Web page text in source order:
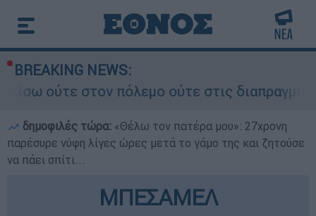
BREAKING NEWS:
ούτε στις διαπραγματεύσεις» - Οι έξι
δημοφιλές τώρα: «Θέλω τον πατέρα μου»: 27χρονη
παρέσυρε νύφη λίγες ώρες μετά το γάμο της και ζητούσε
να πάει σπίτι...
ΜΠΕΣΑΜΕΛ